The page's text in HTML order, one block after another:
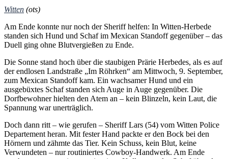
Witten (ots)
Am Ende konnte nur noch der Sheriff helfen: In Witten-Herbede
standen sich Hund und Schaf im Mexican Standoff gegenüber – das
Duell ging ohne Blutvergießen zu Ende.
Die Sonne stand hoch über die staubigen Prärie Herbedes, als es auf
der endlosen Landstraße „Im Röhrken“ am Mittwoch, 9. September,
zum Mexican Standoff kam. Ein wachsamer Hund und ein
ausgebüxtes Schaf standen sich Auge in Auge gegenüber. Die
Dorfbewohner hielten den Atem an – kein Blinzeln, kein Laut, die
Spannung war unerträglich.
Doch dann ritt – wie gerufen – Sheriff Lars (54) vom Witten Police
Departement heran. Mit fester Hand packte er den Bock bei den
Hörnern und zähmte das Tier. Kein Schuss, kein Blut, keine
Verwundeten – nur routiniertes Cowboy-Handwerk. Am Ende